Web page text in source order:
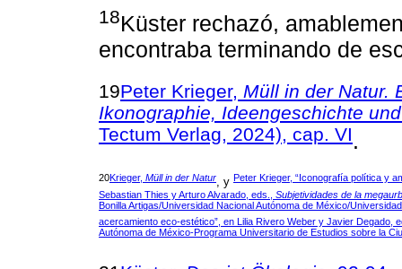
18Küster rechazó,
encontraba terminando de
19Peter Krieger, Müll in der Natur.
Ikonographie, Ideengeschichte
Tectum Verlag, 2024), cap. VI.
20Krieger, Müll in der Natur, y Peter Krieger, “Iconografía política y
Sebastian Thies y Arturo Alvarado, eds., Subjetividades de la
Bonilla Artigas/Universidad Nacional Autónoma de México/
acercamiento eco-estético”, en Lilia Rivero Weber y Javier Degado,
Autónoma de México-Programa Universitario de Estudios sobre la